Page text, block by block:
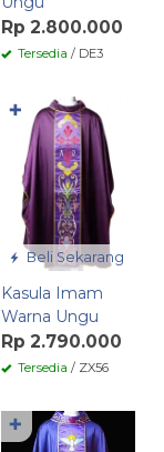
Rp 2.800.000
Tersedia / DE3
Beli Sekarang
Kasula Imam
Warna Ungu
Rp 2.790.000
Tersedia / ZX56
✚
✚